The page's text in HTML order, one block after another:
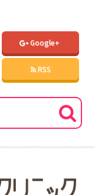
Google+
RSS